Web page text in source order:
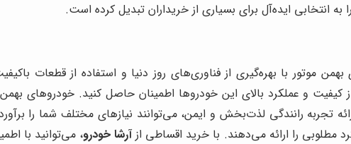
به انتخابی ایده‌آل برای بسیاری از خریداران تبدیل کرده است.
با بهره‌گیری از فناوری‌های روز دنیا و استفاده از قطعات
کیفیت و عملکرد بالای این خودروها اطمینان حاصل کنید. خودروهای
تجربه رانندگی لذت‌بخش و ایمن، می‌توانند نیازهای مختلف شما را
مطلوبی را ارائه می‌دهند. با خرید اقساطی ازآرشا خودرو، می‌توانید با